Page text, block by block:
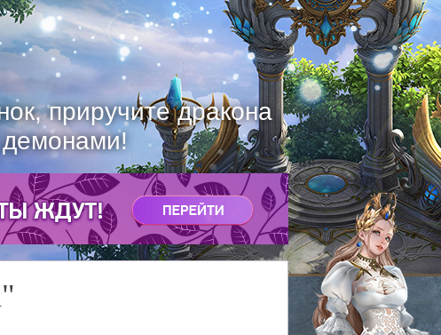
приручите дракона